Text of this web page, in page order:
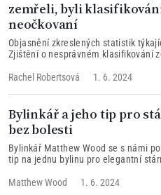
zemřeli, byli
neočkovaní
Objasnění zkreslených statistik
Zjištění o nesprávném klasifikování
Rachel Robertsová 1. 6. 2024
Bylinkář a jeho tip pro
bez bolesti
Bylinkář Matthew Wood se s námi
tip na jednu bylinu pro elegantní
Matthew Wood
1. 6. 2024